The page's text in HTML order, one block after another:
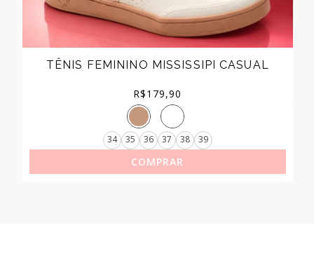
TÊNIS FEMININO MISSISSIPI CASUAL
R$179,90
34 35 36 37 38 39
COMPRAR